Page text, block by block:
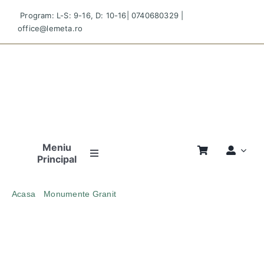
content
Program: L-S: 9-16, D: 10-16|0740680329
office@lemeta.ro
Meniu
Principal
Principală
Acasa
Monumente Granit